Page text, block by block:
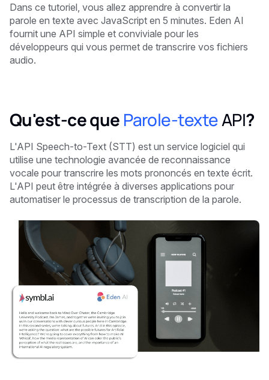
Dans ce tutoriel, vous allez apprendre à convertir la
parole en texte avec JavaScript en 5 minutes. Eden AI
fournit une API simple et conviviale pour les
développeurs qui vous permet de transcrire vos fichiers
audio.
Qu'est-ce que Parole-texteAPI?
L'API Speech-to-Text (STT) est un service logiciel qui
utilise une technologie avancée de reconnaissance
vocale pour transcrire les mots prononcés en texte écrit.
L'API peut être intégrée à diverses applications pour
automatiser le processus de transcription de la parole.